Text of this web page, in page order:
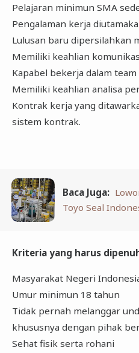
Pelajaran minimun SMA
Pengalaman kerja
Lulusan baru dipersilahkan
Memiliki keahlian
Kapabel bekerja dalam team
Memiliki keahlian analisa
Kontrak kerja yang
sistem kontrak.
Baca Juga:
Toyo Seal
Kriteria yang harus
Masyarakat Negeri
Umur minimun 18 tahun
Tidak pernah melanggar
khususnya dengan pihak
Sehat fisik serta rohani